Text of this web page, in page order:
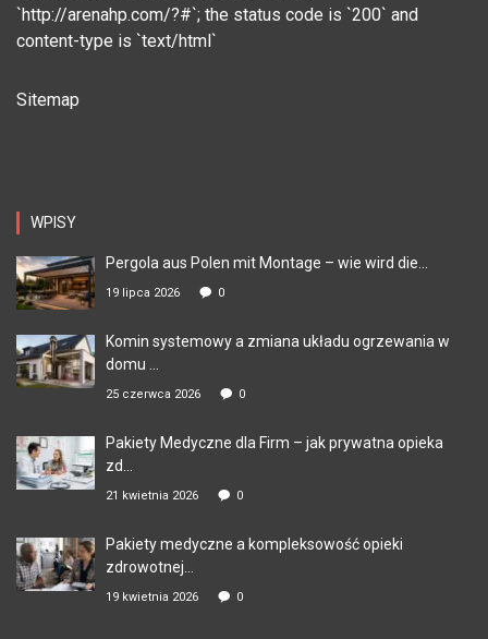
`http://arenahp.com/?#`; the status code is `200` and
content-type is `text/html`
Sitemap
WPISY
Pergola aus Polen mit Montage – wie wird die...
19 lipca 2026 0
Komin systemowy a zmiana układu ogrzewania w
domu ...
25 czerwca 2026 0
Pakiety Medyczne dla Firm – jak prywatna opieka
zd...
21 kwietnia 2026 0
Pakiety medyczne a kompleksowość opieki
zdrowotnej...
19 kwietnia 2026 0